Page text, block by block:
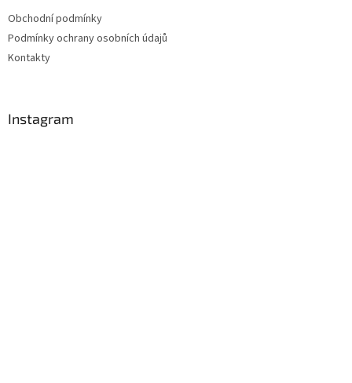
Obchodní podmínky
Podmínky ochrany osobních údajů
Kontakty
Instagram